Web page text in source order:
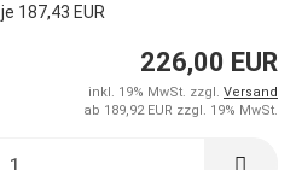
je 187,43 EUR
226,00 EUR
inkl. 19% MwSt. zzgl. Versand
ab 189,92 EUR zzgl. 19% MwSt.